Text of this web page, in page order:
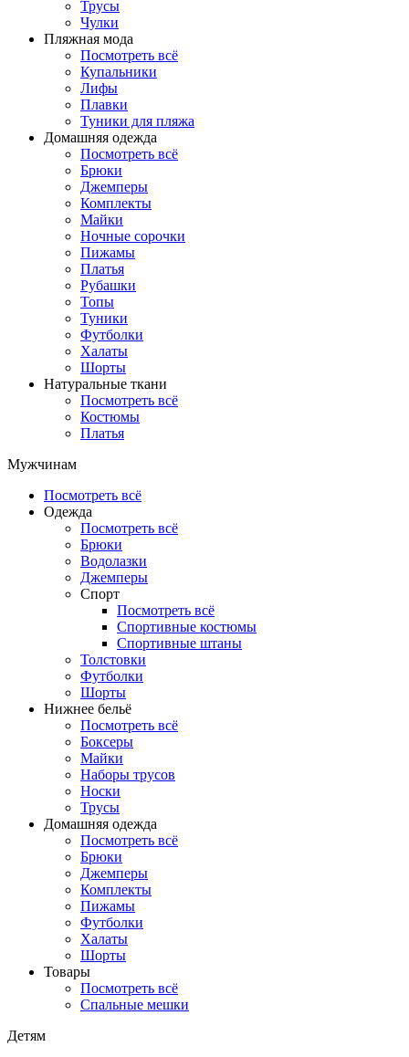
Трусы
Чулки
Пляжная мода
Посмотреть всё
Купальники
Лифы
Плавки
Туники для пляжа
Домашняя одежда
Посмотреть всё
Брюки
Джемперы
Комплекты
Майки
Ночные сорочки
Пижамы
Платья
Рубашки
Топы
Туники
Футболки
Халаты
Шорты
Натуральные ткани
Посмотреть всё
Костюмы
Платья
Мужчинам
Посмотреть всё
Одежда
Посмотреть всё
Брюки
Водолазки
Джемперы
Спорт
Посмотреть всё
Спортивные костюмы
Спортивные штаны
Толстовки
Футболки
Шорты
Нижнее бельё
Посмотреть всё
Боксеры
Майки
Наборы трусов
Носки
Трусы
Домашняя одежда
Посмотреть всё
Брюки
Джемперы
Комплекты
Пижамы
Футболки
Халаты
Шорты
Товары
Посмотреть всё
Спальные мешки
Детям